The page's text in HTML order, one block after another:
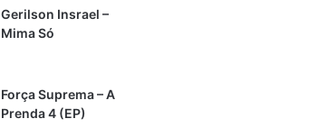
Gerilson Insrael –
Mima Só
Força Suprema – A
Prenda 4 (EP)